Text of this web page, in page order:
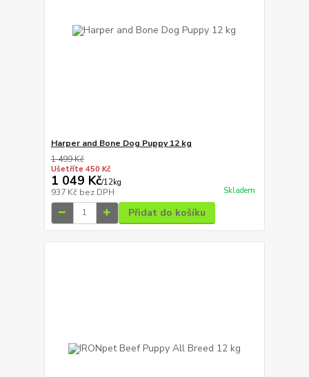
Harper and Bone Dog Puppy 12 kg
1 499 Kč
Ušetříte 450 Kč
1 049 Kč/12kg
937 Kč bez DPH Skladem
Přidat do košíku